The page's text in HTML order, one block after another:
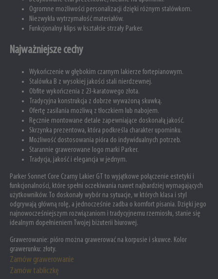
Ogromne możliwości personalizacji dzięki różnym stalówkom.
Niezwykła wytrzymałość materiałów.
Funkcjonalny klips w kształcie strzały Parker.
Najważniejsze cechy
Wykończenie w głębokim czarnym lakierze fortepianowym.
Stalówka B z wysokiej jakości stali nierdzewnej.
Obfite wykończenia z 23-karatowego złota.
Tradycyjna konstrukcja z dobrze wyważoną skuwką.
Ofertę zasilania możliwą z tłoczkiem lub nabojem.
Ręcznie montowane detale zapewniające doskonałą jakość.
Skrzynka prezentowa, która podkreśla charakter upominku.
Możliwość dostosowania pióra do indywidualnych potrzeb.
Starannie grawerowane logo marki Parker.
Tradycja, jakość i elegancja w jednym.
Parker Sonnet Core Czarny Lakier GT to wyjątkowe połączenie estetyki i
funkcjonalności, które spełni oczekiwania nawet najbardziej wymagających
użytkowników. To doskonały wybór na sytuacje, w których klasa i styl
odgrywają główną rolę, a jednocześnie zadba o komfort pisania. Dzięki jego
najnowocześniejszym rozwiązaniom i tradycyjnemu rzemiosłu, stanie się
idealnym dopełnieniem Twojej biżuterii biurowej.
Grawerowanie: pióro można grawerować na korpusie i skuwce. Kolor
grawerunku: złoty.
Zamów grawerowanie
Zamów tabliczkę